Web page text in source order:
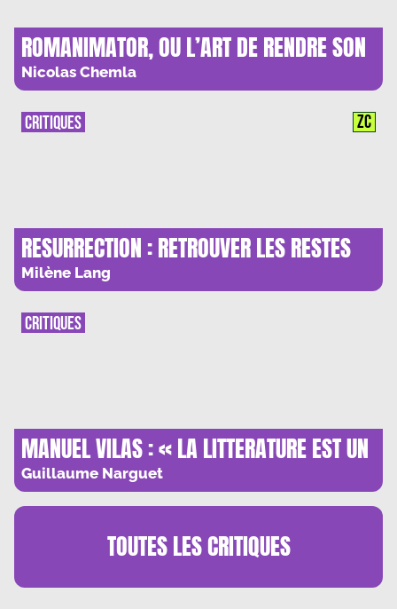
ROMANIMATOR, OU L’ART DE RENDRE SON
AME AU ROMAN
Nicolas Chemla
RESURRECTION : RETROUVER LES RESTES
DE L’HUMANITE
Milène Lang
CRITIQUES ZC
MANUEL VILAS : « LA LITTERATURE EST UN
VOYAGE AUX FRONTIERES DE
L’IMAGINATION »
Guillaume Narguet
CRITIQUES
TOUTES LESCRITIQUES